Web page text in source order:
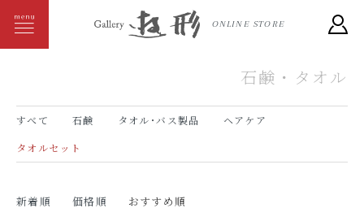
ONLINE STORE
石鹸・タオル
すべて 石鹸 タオル･バス製品
ヘアケア
タオルセット
新着順 価格順 おすすめ順